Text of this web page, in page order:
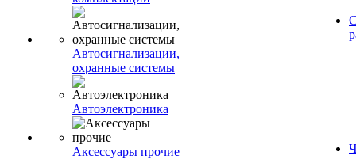
Автосигнализации,
охранные системы
Автоэлектроника
Аксессуары прочие